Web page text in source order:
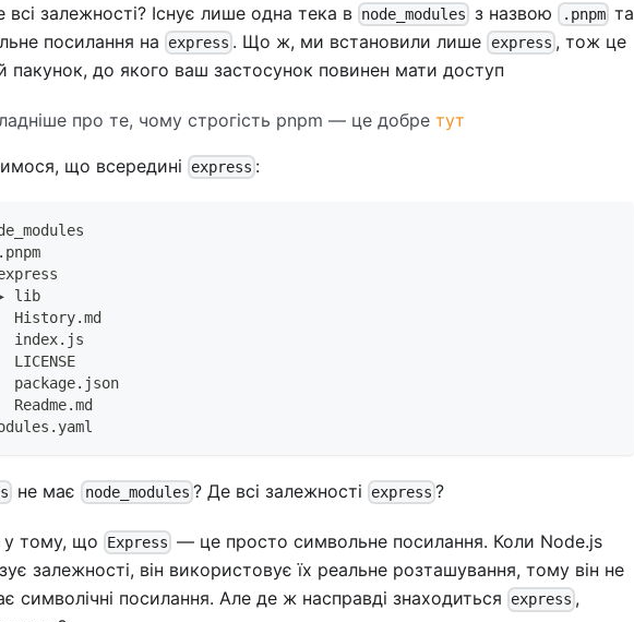
залежності? Існує лише одна тека в node_modules з назвою .pnpmта
посилання на
express . Що ж, ми встановили лише express , тож це
пакунок, до якого ваш застосунок повинен мати доступ
про те, чому строгість pnpm — це добре тут
що всередині express :
lib
History.md
index.js
LICENSE
package.json
Readme.md
не має node_modules ? Де всі залежності express ?
у тому, що Express — це просто символьне посилання. Коли Node.js
залежності, він використовує їх реальне розташування, тому він не
символічні посилання. Але де ж насправді знаходиться
express ,